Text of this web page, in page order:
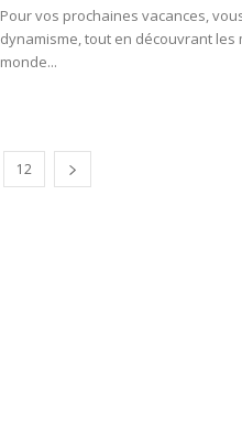
Pour vos prochaines vacances,
dynamisme, tout en découvrant
monde...
12